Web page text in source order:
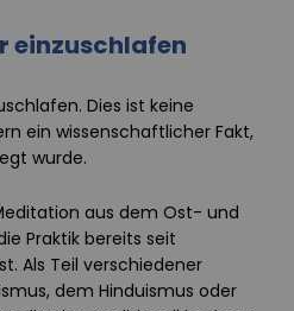
einzuschlafen
Dies ist keine
ein wissenschaftlicher Fakt,
wurde.
aus dem Ost- und
Praktik bereits seit
Als Teil verschiedener
dem Hinduismus oder